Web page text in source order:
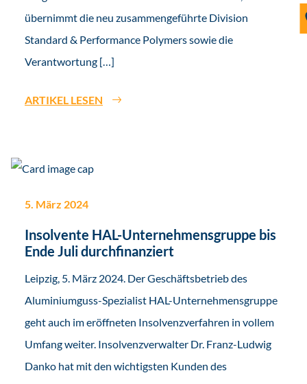
übernimmt die neu zusammengeführte Division
Standard & Performance Polymers sowie die
Verantwortung […]
ARTIKEL LESEN
5. März 2024
Insolvente HAL-Unternehmensgruppe bis
Ende Juli durchfinanziert
Leipzig, 5. März 2024. Der Geschäftsbetrieb des
Aluminiumguss-Spezialist HAL-Unternehmensgruppe
geht auch im eröffneten Insolvenzverfahren in vollem
Umfang weiter. Insolvenzverwalter Dr. Franz-Ludwig
Danko hat mit den wichtigsten Kunden des